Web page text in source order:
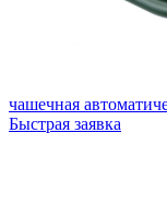
чашечная
Быстрая заявка